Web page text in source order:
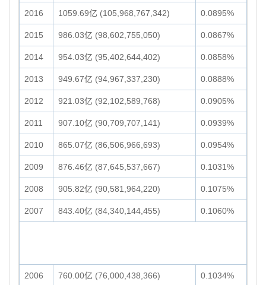
2016 1059.69亿 (105,968,767,342) 0.0895%
2015 986.03亿 (98,602,755,050) 0.0867%
2014 954.03亿 (95,402,644,402) 0.0858%
2013 949.67亿 (94,967,337,230) 0.0888%
2012 921.03亿 (92,102,589,768) 0.0905%
2011 907.10亿 (90,709,707,141) 0.0939%
2010 865.07亿 (86,506,966,693) 0.0954%
2009 876.46亿 (87,645,537,667) 0.1031%
2008 905.82亿 (90,581,964,220) 0.1075%
2007 843.40亿 (84,340,144,455) 0.1060%
2006 760.00亿 (76,000,438,366) 0.1034%